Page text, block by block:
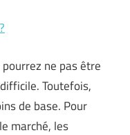
ne pas être
Toutefois,
de base. Pour
marché, les